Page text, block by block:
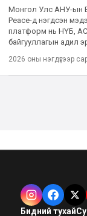
Монгол Улс АНУ-ын
Peace-д нэгдсэн
платформ нь НҮБ,
байгууллагын адил
2026 оны нэгдүгээр
Бидний тухай